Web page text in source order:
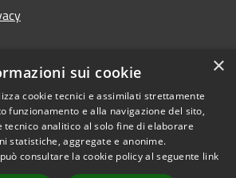
accessibilità
Copyright © 2026 • Città di
Andria • Powered by
×
sui cookie
cookie tecnici e assimilati strettamente
funzionamento e alla navigazione del sito,
tecnico analitico al solo fine di elaborare
statistiche, aggregate e anonime.
consultare la cookie policy al seguente link